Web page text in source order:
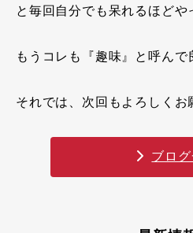
と毎回自分でも呆れるほどや
もうコレも『趣味』と呼んで
それでは、次回もよろしくお
ブロ